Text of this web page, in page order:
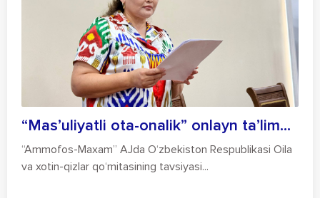
“Mas’uliyatli ota-onalik” onlayn ta’lim...
“Ammofos-Maxam” AJda O‘zbekiston Respublikasi Oila
va xotin-qizlar qo‘mitasining tavsiyasi...